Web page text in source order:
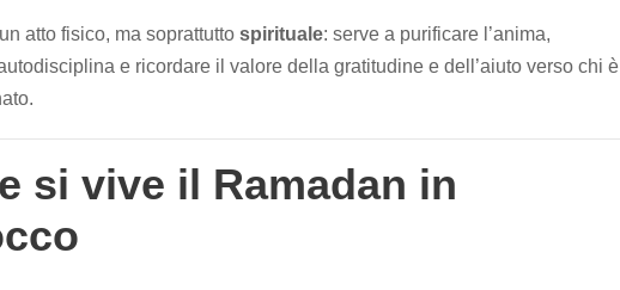
atto fisico, ma soprattutto spirituale: serve a purificare l’anima,
e ricordare il valore della gratitudine e dell’aiuto verso chi è
si vive il Ramadan in